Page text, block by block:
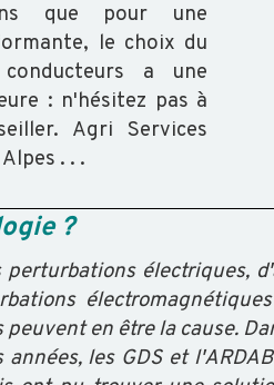
que pour une
le choix du
a une
: n'hésitez pas à
Agri Services
. . .
?
électriques,
en être la cause.
années, les GDS et